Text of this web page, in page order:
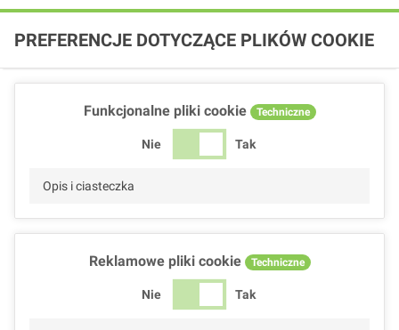
PREFERENCJE DOTYCZĄCE PLIKÓW COOKIE
Funkcjonalne pliki cookie Techniczne
Nie Tak
Opis i ciasteczka
Reklamowe pliki cookie Techniczne
Nie Tak